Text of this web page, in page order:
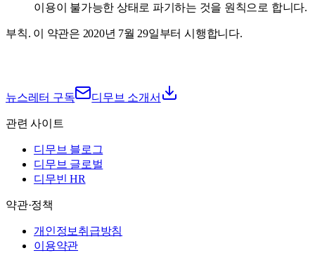
이용이 불가능한 상태로 파기하는 것을 원칙으로 합니다.
부칙. 이 약관은 2020년 7월 29일부터 시행합니다.
뉴스레터 구독 디무브 소개서
관련 사이트
디무브 블로그
디무브 글로벌
디무빈 HR
약관·정책
개인정보취급방침
이용약관